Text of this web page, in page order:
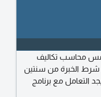
محاسب تكاليف
الخبرة من سنتين
التعامل مع برنامج